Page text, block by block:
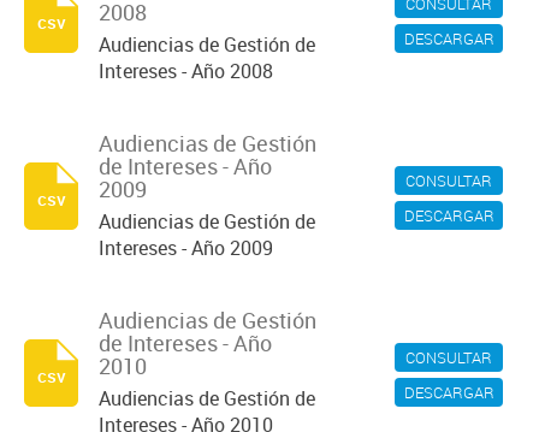
DESCARGAR
2008
Audiencias de Gestión de
Intereses - Año 2008
csv
CONSULTAR
DESCARGAR
Audiencias de Gestión
de Intereses - Año
2009
Audiencias de Gestión de
Intereses - Año 2009
csv
CONSULTAR
DESCARGAR
Audiencias de Gestión
de Intereses - Año
2010
Audiencias de Gestión de
Intereses - Año 2010
csv